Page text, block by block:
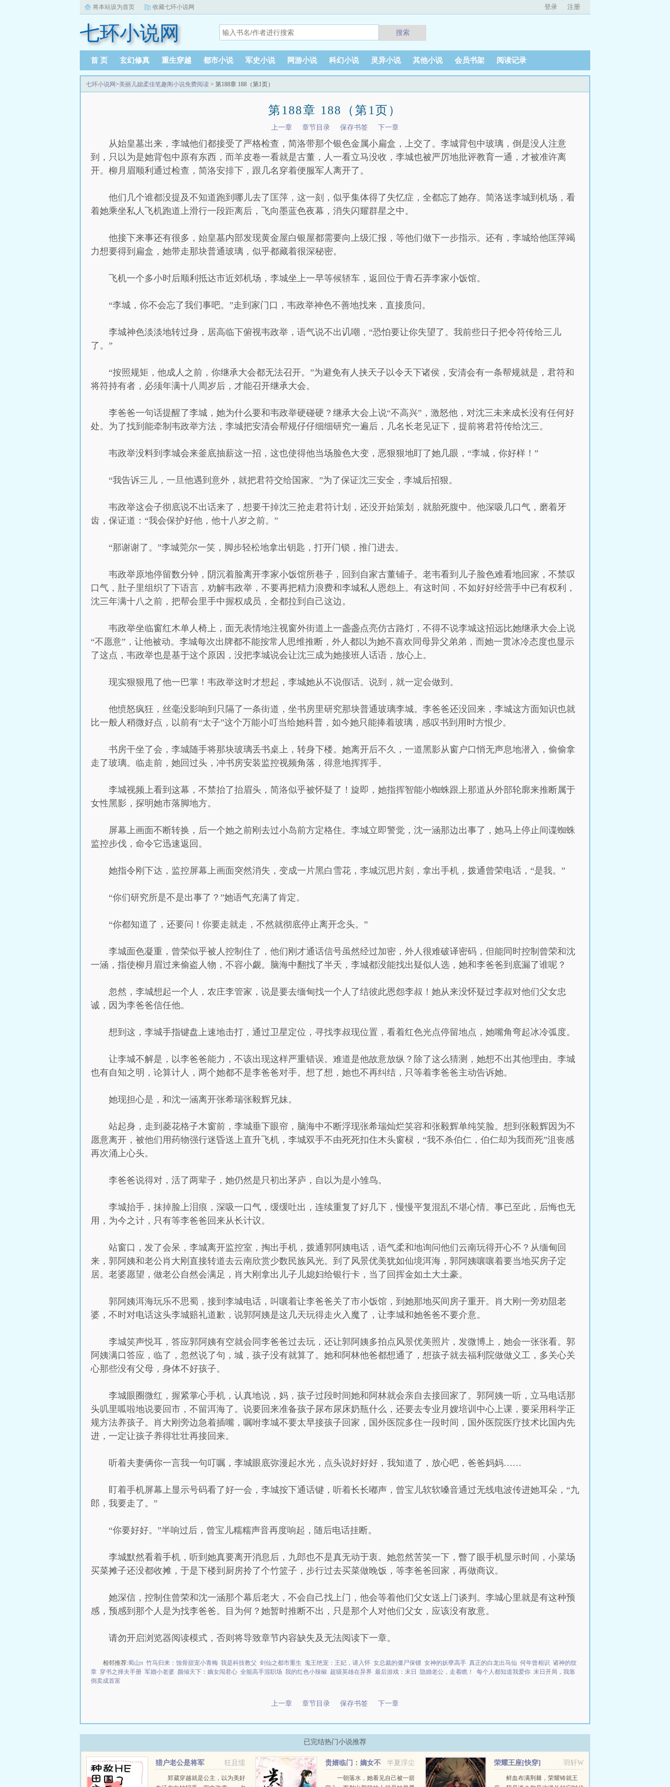
将本站设为首页 收藏七环小说网 登录 注册
七环小说网 搜索
首 页 玄幻修真 重生穿越 都市小说 军史小说 网游小说 科幻小说 灵异小说 其他小说 会员书架 阅读记录
七环小说网>美丽儿媳柔佳笔趣阁小说免费阅读 > 第188章 188（第1页）
第188章 188（第1页）
上一章 章节目录 保存书签 下一章
从始皇墓出来，李城他们都接受了严格检查，简洛带那个银色金属小扁盒，上交了。李城背包中玻璃，倒是没人注意
到，只以为是她背包中原有东西，而羊皮卷一看就是古董，人一看立马没收，李城也被严厉地批评教育一通，才被准许离
开。柳月眉顺利通过检查，简洛安排下，跟几名穿着便服军人离开了。
他们几个谁都没提及不知道跑到哪儿去了匡萍，这一刻，似乎集体得了失忆症，全都忘了她存。简洛送李城到机场，看
着她乘坐私人飞机跑道上滑行一段距离后，飞向墨蓝色夜幕，消失闪耀群星之中。
他接下来事还有很多，始皇墓内部发现黄金屋白银屋都需要向上级汇报，等他们做下一步指示。还有，李城给他匡萍竭
力想要得到扁盒，她带走那块普通玻璃，似乎都藏着很深秘密。
飞机一个多小时后顺利抵达市近郊机场，李城坐上一早等候轿车，返回位于青石弄李家小饭馆。
“李城，你不会忘了我们事吧。”走到家门口，韦政举神色不善地找来，直接质问。
李城神色淡淡地转过身，居高临下俯视韦政举，语气说不出讥嘲，“恐怕要让你失望了。我前些日子把令符传给三儿
了。”
“按照规矩，他成人之前，你继承大会都无法召开。”为避免有人挟天子以令天下诸侯，安清会有一条帮规就是，君符和
将符持有者，必须年满十八周岁后，才能召开继承大会。
李爸爸一句话提醒了李城，她为什么要和韦政举硬碰硬？继承大会上说“不高兴”，激怒他，对沈三未来成长没有任何好
处。为了找到能牵制韦政举方法，李城把安清会帮规仔仔细细研究一遍后，几名长老见证下，提前将君符传给沈三。
韦政举没料到李城会来釜底抽薪这一招，这也使得他当场脸色大变，恶狠狠地盯了她几眼，“李城，你好样！”
“我告诉三儿，一旦他遇到意外，就把君符交给国家。”为了保证沈三安全，李城后招狠。
韦政举这会子彻底说不出话来了，想要干掉沈三抢走君符计划，还没开始策划，就胎死腹中。他深吸几口气，磨着牙
齿，保证道：“我会保护好他，他十八岁之前。”
“那谢谢了。”李城莞尔一笑，脚步轻松地拿出钥匙，打开门锁，推门进去。
韦政举原地停留数分钟，阴沉着脸离开李家小饭馆所巷子，回到自家古董铺子。老韦看到儿子脸色难看地回家，不禁叹
口气，肚子里组织了下语言，劝解韦政举，不要再把精力浪费和李城私人恩怨上。有这时间，不如好好经营手中已有权利，
沈三年满十八之前，把帮会里手中握权成员，全都拉到自己这边。
韦政举坐临窗红木单人椅上，面无表情地注视窗外街道上一盏盏点亮仿古路灯，不得不说李城这招远比她继承大会上说
“不愿意”，让他被动。李城每次出牌都不能按常人思维推断，外人都以为她不喜欢同母异父弟弟，而她一贯冰冷态度也显示
了这点，韦政举也是基于这个原因，没把李城说会让沈三成为她接班人话语，放心上。
现实狠狠甩了他一巴掌！韦政举这时才想起，李城她从不说假话。说到，就一定会做到。
他愤怒疯狂，丝毫没影响到只隔了一条街道，坐书房里研究那块普通玻璃李城。李爸爸还没回来，李城这方面知识也就
比一般人稍微好点，以前有“太子”这个万能小叮当给她科普，如今她只能捧着玻璃，感叹书到用时方恨少。
书房干坐了会，李城随手将那块玻璃丢书桌上，转身下楼。她离开后不久，一道黑影从窗户口悄无声息地潜入，偷偷拿
走了玻璃。临走前，她回过头，冲书房安装监控视频角落，得意地挥挥手。
李城视频上看到这幕，不禁抬了抬眉头，简洛似乎被怀疑了！旋即，她指挥智能小蜘蛛跟上那道从外部轮廓来推断属于
女性黑影，探明她市落脚地方。
屏幕上画面不断转换，后一个她之前刚去过小岛前方定格住。李城立即警觉，沈一涵那边出事了，她马上停止间谍蜘蛛
监控步伐，命令它迅速返回。
她指令刚下达，监控屏幕上画面突然消失，变成一片黑白雪花，李城沉思片刻，拿出手机，拨通曾荣电话，“是我。”
“你们研究所是不是出事了？”她语气充满了肯定。
“你都知道了，还要问！你要走就走，不然就彻底停止离开念头。”
李城面色凝重，曾荣似乎被人控制住了，他们刚才通话信号虽然经过加密，外人很难破译密码，但能同时控制曾荣和沈
一涵，指使柳月眉过来偷盗人物，不容小觑。脑海中翻找了半天，李城都没能找出疑似人选，她和李爸爸到底漏了谁呢？
忽然，李城想起一个人，农庄李管家，说是要去缅甸找一个人了结彼此恩怨李叔！她从来没怀疑过李叔对他们父女忠
诚，因为李爸爸信任他。
想到这，李城手指键盘上速地击打，通过卫星定位，寻找李叔现位置，看着红色光点停留地点，她嘴角弯起冰冷弧度。
让李城不解是，以李爸爸能力，不该出现这样严重错误。难道是他故意放纵？除了这么猜测，她想不出其他理由。李城
也有自知之明，论算计人，两个她都不是李爸爸对手。想了想，她也不再纠结，只等着李爸爸主动告诉她。
她现担心是，和沈一涵离开张希瑞张毅辉兄妹。
站起身，走到菱花格子木窗前，李城垂下眼帘，脑海中不断浮现张希瑞灿烂笑容和张毅辉单纯笑脸。想到张毅辉因为不
愿意离开，被他们用药物强行迷昏送上直升飞机，李城双手不由死死扣住木头窗棂，“我不杀伯仁，伯仁却为我而死”沮丧感
再次涌上心头。
李爸爸说得对，活了两辈子，她仍然是只初出茅庐，自以为是小雏鸟。
李城抬手，抹掉脸上泪痕，深吸一口气，缓缓吐出，连续重复了好几下，慢慢平复混乱不堪心情。事已至此，后悔也无
用，为今之计，只有等李爸爸回来从长计议。
站窗口，发了会呆，李城离开监控室，掏出手机，拨通郭阿姨电话，语气柔和地询问他们云南玩得开心不？从缅甸回
来，郭阿姨和老公肖大刚直接转道去云南欣赏少数民族风光。到了风景优美犹如仙境洱海，郭阿姨嚷嚷着要当地买房子定
居。老婆愿望，做老公自然会满足，肖大刚拿出儿子儿媳妇给银行卡，当了回挥金如土大土豪。
郭阿姨洱海玩乐不思蜀，接到李城电话，叫嚷着让李爸爸关了市小饭馆，到她那地买间房子重开。肖大刚一旁劝阻老
婆，不时对电话这头李城赔礼道歉，说郭阿姨是这几天玩得走火入魔了，让李城和她爸爸不要介意。
李城笑声悦耳，答应郭阿姨有空就会同李爸爸过去玩，还让郭阿姨多拍点风景优美照片，发微博上，她会一张张看。郭
阿姨满口答应，临了，忽然说了句，城，孩子没有就算了。她和阿林他爸都想通了，想孩子就去福利院做做义工，多关心关
心那些没有父母，身体不好孩子。
李城眼圈微红，握紧掌心手机，认真地说，妈，孩子过段时间她和阿林就会亲自去接回家了。郭阿姨一听，立马电话那
头叽里呱啦地说要回市，不留洱海了。说要回来准备孩子尿布尿床奶瓶什么，还要去专业月嫂培训中心上课，要采用科学正
规方法养孩子。肖大刚旁边急着插嘴，嘱咐李城不要太早接孩子回家，国外医院多住一段时间，国外医院医疗技术比国内先
进，一定让孩子养得壮壮再接回来。
听着夫妻俩你一言我一句叮嘱，李城眼底弥漫起水光，点头说好好好，我知道了，放心吧，爸爸妈妈……
盯着手机屏幕上显示号码看了好一会，李城按下通话键，听着长长嘟声，曾宝儿软软嗓音通过无线电波传进她耳朵，“九
郎，我要走了。”
“你要好好。”半响过后，曾宝儿糯糯声音再度响起，随后电话挂断。
李城默然看着手机，听到她真要离开消息后，九郎也不是真无动于衷。她忽然苦笑一下，瞥了眼手机显示时间，小菜场
买菜摊子还没都收摊，于是下楼到厨房拎了个竹篮子，步行过去买菜做晚饭，等李爸爸回家，再做商议。
她深信，控制住曾荣和沈一涵那个幕后老大，不会自己找上门，他会等着他们父女送上门谈判。李城心里就是有这种预
感，预感到那个人是为找李爸爸。目为何？她暂时推断不出，只是那个人对他们父女，应该没有敌意。
请勿开启浏览器阅读模式，否则将导致章节内容缺失及无法阅读下一章。
相邻推荐:蜀山π 竹马归来：蚀骨甜宠小青梅 我是科技教父 剑仙之都市重生 鬼王绝宠：王妃，请入怀 女总裁的僵尸保镖 女神的妖孽高手 真正的白龙出马仙 何年曾相识 诸神的纹
章 穿书之择夫手册 军婚小老婆 颜倾天下：嫡女闯君心 全能高手混职场 我的红色小辣椒 超级英雄在异界 最后游戏：末日 隐婚老公，走着瞧！ 每个人都知道我爱你 末日开局，我靠
倒卖成首富
上一章 章节目录 保存书签 下一章
已完结热门小说推荐
狂且懦
猎户老公是将军
郑葳穿越就是公主，以为美好
半夏浮尘
贵婿临门：嫡女不
好惹一朝落水，她看见自己被一箭
羽轩W
荣耀王座[快穿]
鲜血布满荆棘，荣耀铸就王